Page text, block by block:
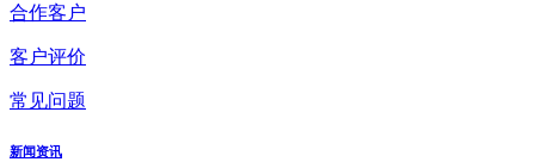
合作客户
客户评价
常见问题
新闻资讯